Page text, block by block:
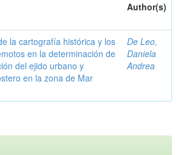
Author(s)
la cartografía histórica y los
en la determinación de
del ejido urbano y
en la zona de Mar
De Leo,
Daniela
Andrea